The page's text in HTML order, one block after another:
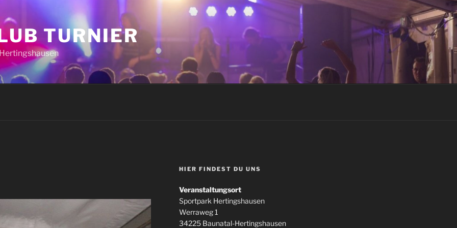
TURNIER
HIER FINDEST DU UNS
Veranstaltungsort
Sportpark Hertingshausen
Werraweg 1
34225 Baunatal-Hertingshausen